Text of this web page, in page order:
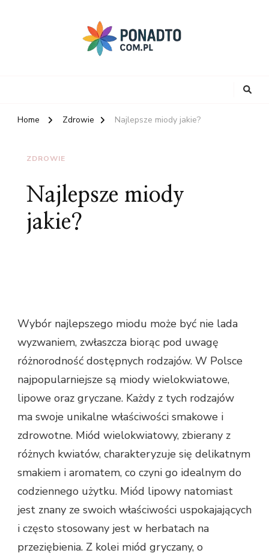
Home Zdrowie Najlepsze miody jakie?
ZDROWIE
Najlepsze miody
jakie?
Wybór najlepszego miodu może być nie lada
wyzwaniem, zwłaszcza biorąc pod uwagę
różnorodność dostępnych rodzajów. W Polsce
najpopularniejsze są miody wielokwiatowe,
lipowe oraz gryczane. Każdy z tych rodzajów
ma swoje unikalne właściwości smakowe i
zdrowotne. Miód wielokwiatowy, zbierany z
różnych kwiatów, charakteryzuje się delikatnym
smakiem i aromatem, co czyni go idealnym do
codziennego użytku. Miód lipowy natomiast
jest znany ze swoich właściwości uspokajających
i często stosowany jest w herbatach na
przeziębienia. Z kolei miód gryczany, o